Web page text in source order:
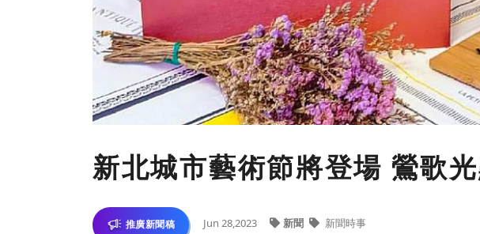
新北城市藝術節將登場 鶯歌
推廣新聞稿 Jun 28,2023 新聞 新聞時事